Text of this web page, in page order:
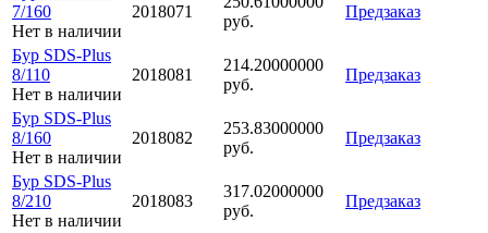
7/160
Нет в наличии
2018071
руб.
Предзаказ
Бур SDS-Plus
8/110
Нет в наличии
2018081
214.20000000
руб.
Предзаказ
Бур SDS-Plus
8/160
Нет в наличии
2018082
253.83000000
руб.
Предзаказ
Бур SDS-Plus
8/210
Нет в наличии
2018083
317.02000000
руб.
Предзаказ